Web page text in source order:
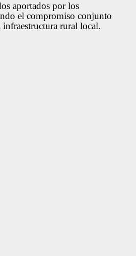
aportados por los
el compromiso conjunto
rural local.